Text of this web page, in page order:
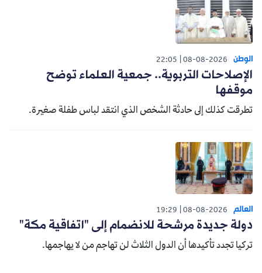
الوطن 08-08-2026
22:05
الإصلاحات التربوية.. جمعية العلماء توضح
موقفها
تطرقت كذلك إلى حادثة الشخص الذي انتقد لباس طفلة صغيرة.
العالم 08-08-2026
19:29
دولة جديدة مرشحة للانضمام إلى "اتفاقية مكة"
تركيا تجدد تأكيدها أن الدول الثلاث لن تهاجم من لا يهاجمها.